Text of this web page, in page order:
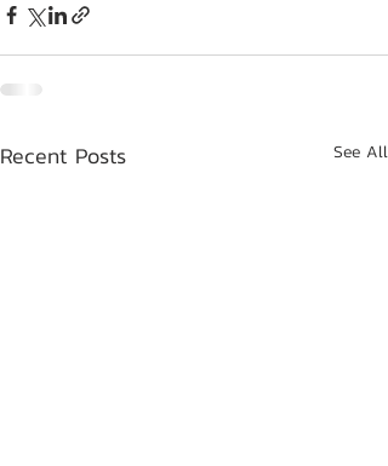
Recent Posts See All